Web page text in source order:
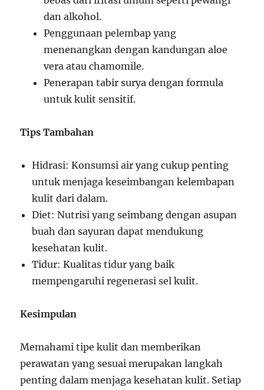
dan alkohol.
Penggunaan pelembap yang
menenangkan dengan kandungan aloe
vera atau chamomile.
Penerapan tabir surya dengan formula
untuk kulit sensitif.
Tips Tambahan
Hidrasi: Konsumsi air yang cukup penting
untuk menjaga keseimbangan kelembapan
kulit dari dalam.
Diet: Nutrisi yang seimbang dengan asupan
buah dan sayuran dapat mendukung
kesehatan kulit.
Tidur: Kualitas tidur yang baik
mempengaruhi regenerasi sel kulit.
Kesimpulan
Memahami tipe kulit dan memberikan
perawatan yang sesuai merupakan langkah
penting dalam menjaga kesehatan kulit. Setiap